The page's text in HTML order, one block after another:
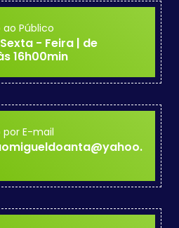
Público
- Feira | de
16h00min
E-mail